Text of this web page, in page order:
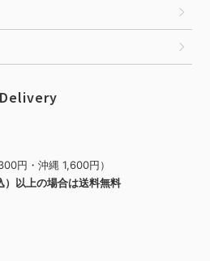
Delivery
円・沖縄 1,600円）
以上の場合は送料無料